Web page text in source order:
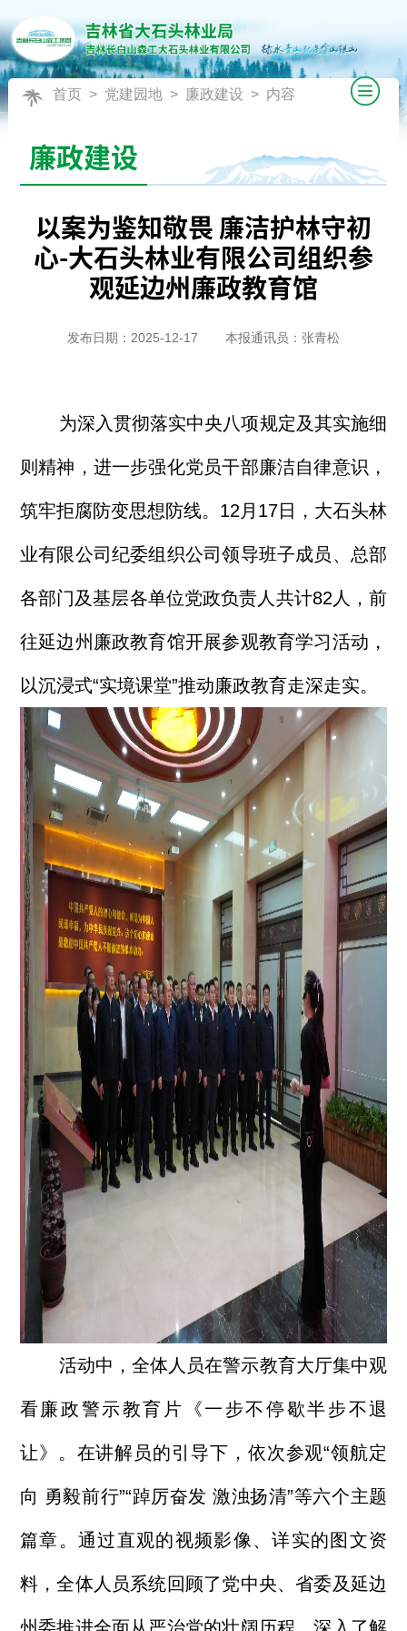
首页> 党建园地> 廉政建设 > 内容
廉政建设
以案为鉴知敬畏 廉洁护林守初
心-大石头林业有限公司组织参
观延边州廉政教育馆
发布日期：2025-12-17 本报通讯员：张青松
为深入贯彻落实中央八项规定及其实施细
则精神，进一步强化党员干部廉洁自律意识，
筑牢拒腐防变思想防线。12月17日，大石头林
业有限公司纪委组织公司领导班子成员、总部
各部门及基层各单位党政负责人共计82人，前
往延边州廉政教育馆开展参观教育学习活动，
以沉浸式“实境课堂”推动廉政教育走深走实。
活动中，全体人员在警示教育大厅集中观
看廉政警示教育片《一步不停歇半步不退
让》。在讲解员的引导下，依次参观“领航定
向 勇毅前行”“踔厉奋发 激浊扬清”等六个主题
篇章。通过直观的视频影像、详实的图文资
料，全体人员系统回顾了党中央、省委及延边